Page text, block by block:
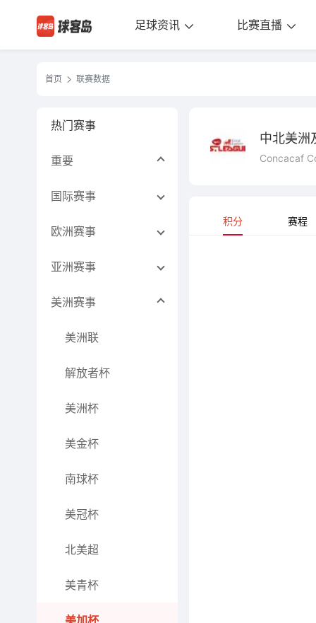
足球资讯 比赛直播
首页 联赛数据
热门赛事
重要
国际赛事
欧洲赛事
亚洲赛事
美洲赛事
美洲联
解放者杯
美洲杯
美金杯
南球杯
美冠杯
北美超
美青杯
美加杯
中北美洲
Concacaf
积分 赛程